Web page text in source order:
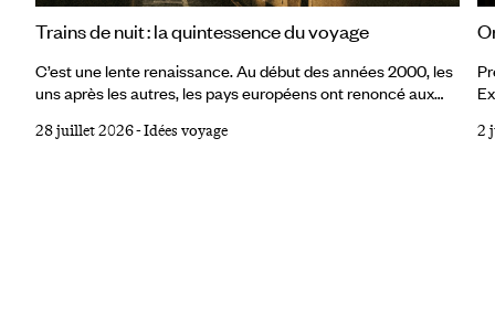
Trains de nuit : la quintessence du voyage
C’est une lente renaissance. Au début des années 2000, les
uns après les autres, les pays européens ont renoncé aux
concurrence de l’avion low cost et du TGV, ils semblaient
28 juillet 2026-Idées voyage 2